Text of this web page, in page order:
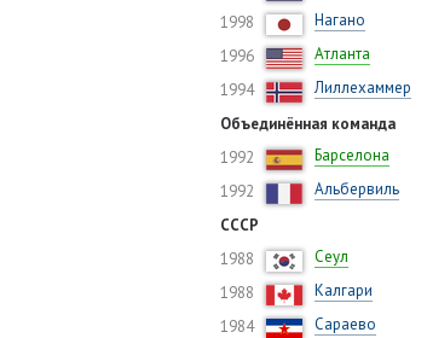
1998
Нагано
1996
Атланта
1994
Лиллехаммер
Объединённая команда
1992
Барселона
1992
Альбервиль
СССР
1988
Сеул
1988
Калгари
1984
Сараево